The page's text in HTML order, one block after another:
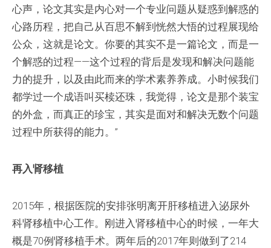
心声，论文其实是内心对一个专业问题从疑惑到解惑的
心路历程，把自己从百思不解到恍然大悟的过程展现给
公众，这就是论文。你要的其实不是一篇论文，而是一
个解惑的过程——这个过程的背后是发现和解决问题能
力的提升，以及由此而来的学术素养养成。小时候我们
都学过一个成语叫买椟还珠，我觉得，论文是那个装宝
的外盒，而真正的珍宝，其实是面对和解决无数个问题
过程中所获得的能力。”
再入肾移植
2015年，根据医院的安排张明离开肝移植进入泌尿外
科肾移植中心工作。刚进入肾移植中心的时候，一年大
概是70例肾移植手术。两年后的2017年则做到了214